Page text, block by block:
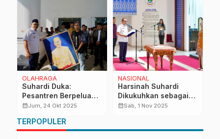
OLAHRAGA
Suhardi Duka:
Pesantren Berpeluang
Kembangkan Produk
calendar_monthJum, 24 Okt 2025
NASIONAL
Harsinah Suhardi
Dikukuhkan sebagai
Bunda PAUD dan
calendar_monthSab, 1 Nov 2025
TERPOPULER